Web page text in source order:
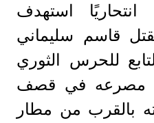
انتحاريًا استهدف
قاسم سليماني
للحرس الثوري
مصرعه في قصف
بالقرب من مطار